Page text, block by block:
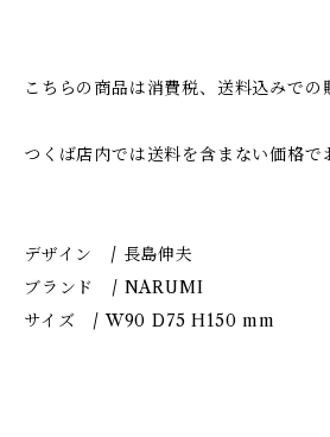
こちらの商品は消費税、送料込みでの
つくば店内では送料を含まない価格で
デザイン / 長島伸夫
ブランド / NARUMI
サイズ / W90 D75 H150 mm